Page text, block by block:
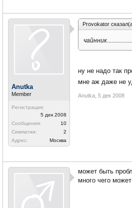
Anutka
Member
Регистрация:
5 дек 2008
Сообщения:
10
Симпатии:
2
Адрес:
Москва
Рrovоkator
ну не надо так
мне аж даже не
Anutka 5 дек 2008
может быть
много чего